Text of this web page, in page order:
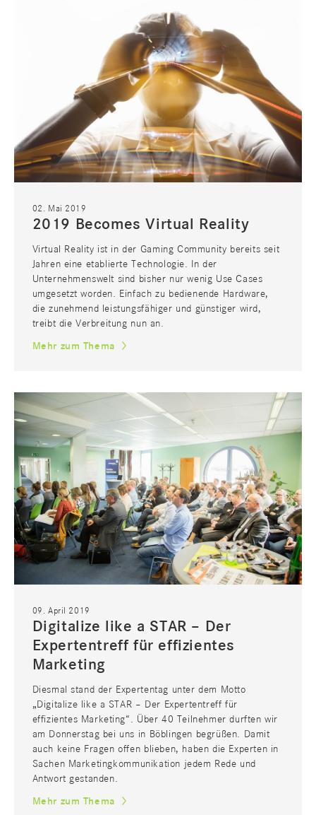
02. Mai 2019
2019 Becomes Virtual Reality
Virtual Reality ist in der Gaming Community bereits seit
Jahren eine etablierte Technologie. In der
Unternehmenswelt sind bisher nur wenig Use Cases
umgesetzt worden. Einfach zu bedienende Hardware,
die zunehmend leistungsfähiger und günstiger wird,
treibt die Verbreitung nun an.
Mehr zum Thema
CONSULTING
09. April 2019
Digitalize like a STAR – Der
Expertentreff für effizientes
Marketing
Diesmal stand der Expertentag unter dem Motto
„Digitalize like a STAR – Der Expertentreff für
effizientes Marketing“. Über 40 Teilnehmer durften wir
am Donnerstag bei uns in Böblingen begrüßen. Damit
auch keine Fragen offen blieben, haben die Experten in
Sachen Marketingkommunikation jedem Rede und
Antwort gestanden.
Mehr zum Thema